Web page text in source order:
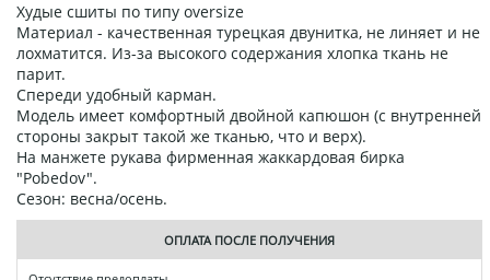
Худые сшиты по типу oversize
Материал - качественная турецкая двунитка, не линяет и не
лохматится. Из-за высокого содержания хлопка ткань не
парит.
Спереди удобный карман.
Модель имеет комфортный двойной капюшон (с внутренней
стороны закрыт такой же тканью, что и верх).
На манжете рукава фирменная жаккардовая бирка
"Pobedov".
Сезон: весна/осень.
ОПЛАТА ПОСЛЕ ПОЛУЧЕНИЯ